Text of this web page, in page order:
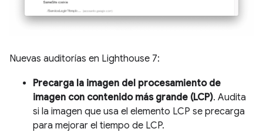
Nuevas auditorías en Lighthouse 7:
Precarga la imagen del procesamiento de
imagen con contenido más grande (LCP). Audita
si la imagen que usa el elemento LCP se precarga
para mejorar el tiempo de LCP.